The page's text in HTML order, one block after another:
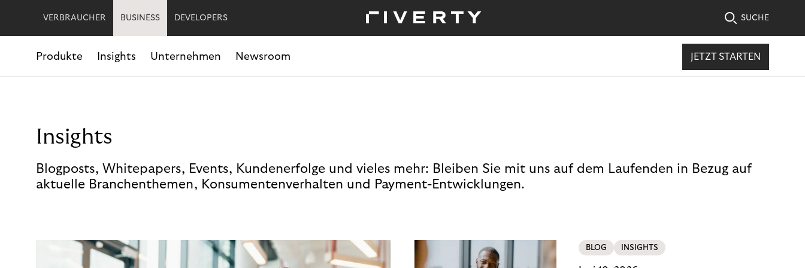
VERBRAUCHER BUSINESS DEVELOPERS SUCHE
Produkte Insights Unternehmen Newsroom JETZT STARTEN
Insights
Blogposts, Whitepapers, Events, Kundenerfolge und vieles mehr: Bleiben Sie mit uns auf dem Laufenden in Bezug auf
aktuelle Branchenthemen, Konsumentenverhalten und Payment-Entwicklungen.
BLOG INSIGHTS